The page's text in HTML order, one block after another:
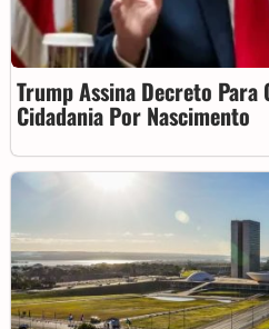
Trump Assina Decreto Para
Cidadania Por Nascimento